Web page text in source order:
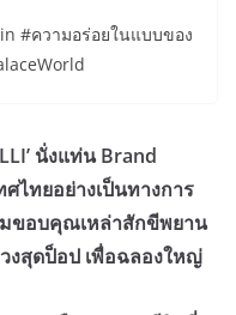
#ความอร่อยในแบบของ
นั่งแท่น Brand
ไทยอย่างเป็นทางการ
ขอบคุณเหล่าสักขีพยาน
วงสุดป็อป เพื่อฉลองใหญ่